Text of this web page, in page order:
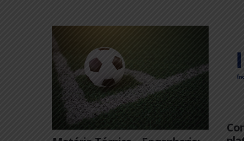
conclui o especialista.
Produzido pela CDI Comunicação